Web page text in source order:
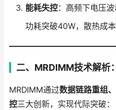
能耗失控：高频下电压
功耗突破40W，散热成
二、MRDIMM技术解析
MRDIMM通过数据链路重组
控三大创新，实现代际突破：